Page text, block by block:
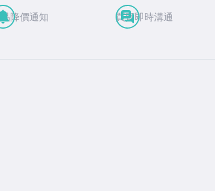
降價通知 買賣即時溝通